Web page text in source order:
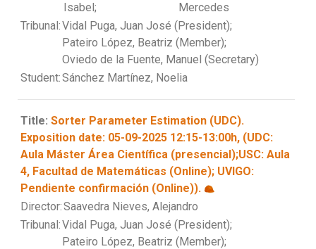
Isabel;
Mercedes
Tribunal:Vidal Puga, Juan José (President);
Pateiro López, Beatriz (Member);
Oviedo de la Fuente, Manuel (Secretary)
Student:Sánchez Martínez, Noelia
Title: Sorter Parameter Estimation (UDC).
Exposition date: 05-09-2025 12:15-13:00h, (UDC:
Aula Máster Área Científica (presencial);USC: Aula
4, Facultad de Matemáticas (Online); UVIGO:
Pendiente confirmación (Online)).
Director:Saavedra Nieves, Alejandro
Tribunal:Vidal Puga, Juan José (President);
Pateiro López, Beatriz (Member);